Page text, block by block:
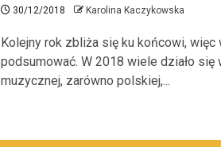
30/12/2018 Karolina Kaczykowska
Kolejny rok zbliża się ku końcowi, więc
podsumować. W 2018 wiele działo się
muzycznej, zarówno polskiej,...